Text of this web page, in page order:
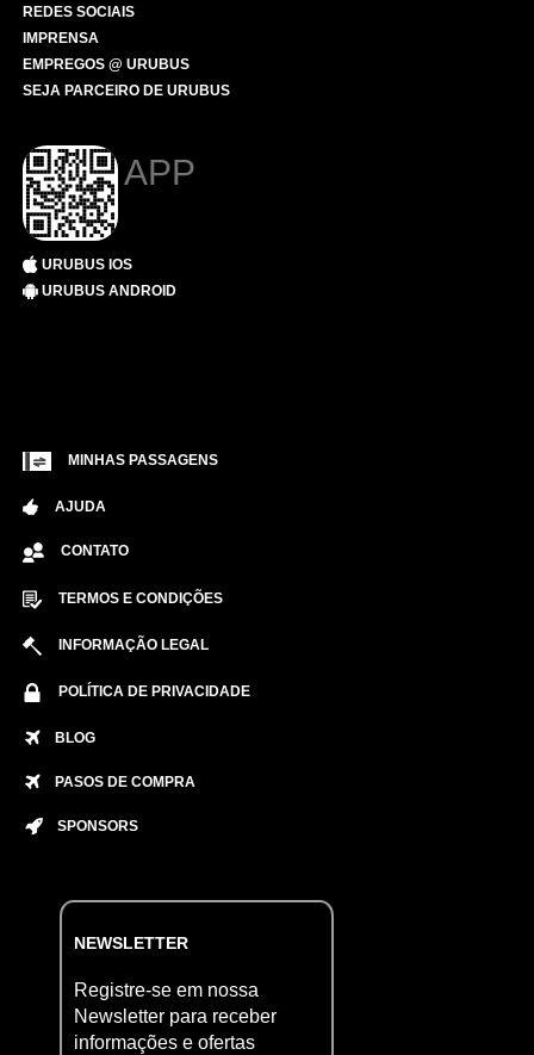
REDES SOCIAIS
IMPRENSA
EMPREGOS @ URUBUS
SEJA PARCEIRO DE URUBUS
APP
URUBUS IOS
URUBUS ANDROID
MINHAS PASSAGENS
AJUDA
CONTATO
TERMOS E CONDIÇÕES
INFORMAÇÃO LEGAL
POLÍTICA DE PRIVACIDADE
BLOG
PASOS DE COMPRA
SPONSORS
NEWSLETTER
Registre-se em nossa
Newsletter para receber
informações e ofertas